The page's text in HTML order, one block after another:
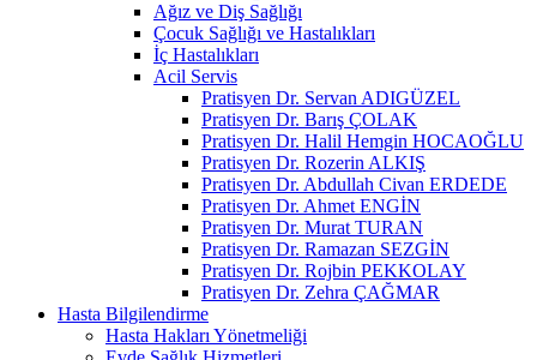
Ağız ve Diş Sağlığı
Çocuk Sağlığı ve Hastalıkları
İç Hastalıkları
Acil Servis
Pratisyen Dr. Servan ADIGÜZEL
Pratisyen Dr. Barış ÇOLAK
Pratisyen Dr. Halil Hemgin HOCAOĞLU
Pratisyen Dr. Rozerin ALKIŞ
Pratisyen Dr. Abdullah Civan ERDEDE
Pratisyen Dr. Ahmet ENGİN
Pratisyen Dr. Murat TURAN
Pratisyen Dr. Ramazan SEZGİN
Pratisyen Dr. Rojbin PEKKOLAY
Pratisyen Dr. Zehra ÇAĞMAR
Hasta Bilgilendirme
Hasta Hakları Yönetmeliği